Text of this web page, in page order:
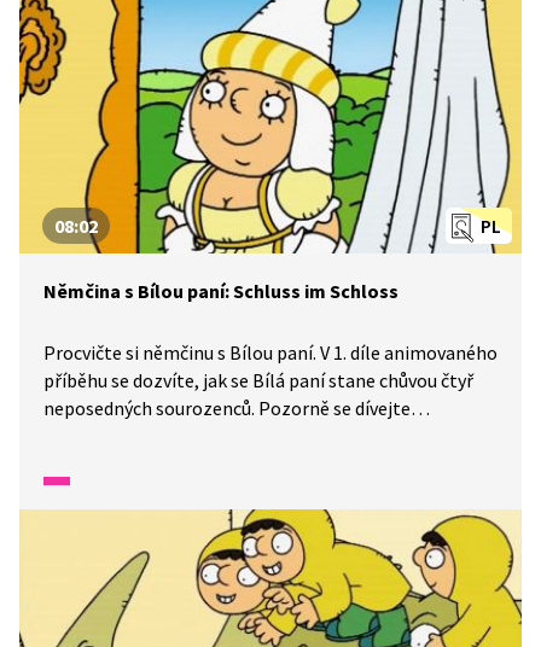
PL
08:02
Němčina s Bílou paní: Schluss im Schloss
Procvičte si němčinu s Bílou paní. V 1. díle animovaného
příběhu se dozvíte, jak se Bílá paní stane chůvou čtyř
neposedných sourozenců. Pozorně se dívejte